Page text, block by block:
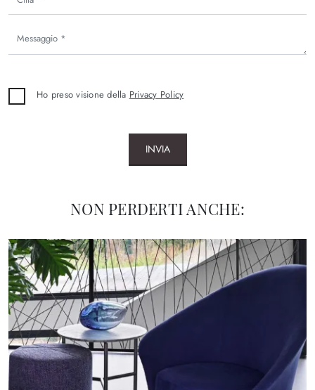
Ho preso visione della Privacy Policy
INVIA
NON PERDERTI ANCHE: